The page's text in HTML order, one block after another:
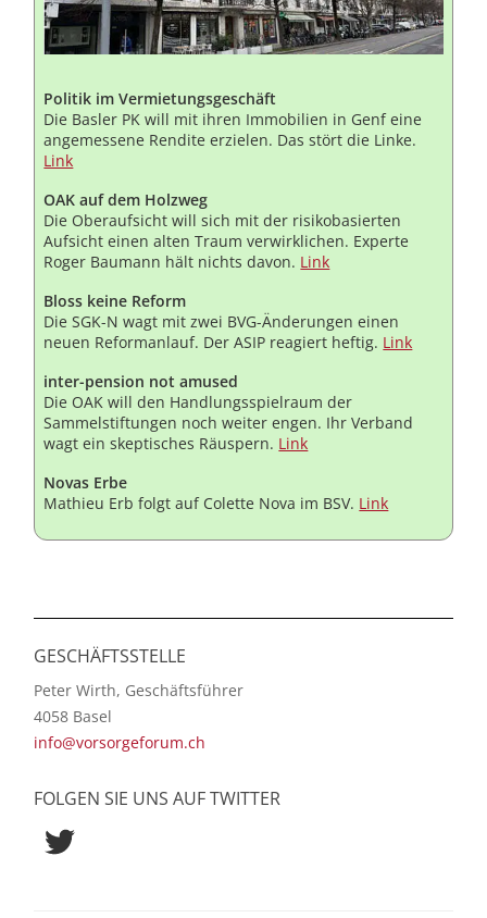
Politik im Vermietungsgeschäft
Die Basler PK will mit ihren Immobilien in Genf eine
angemessene Rendite erzielen. Das stört die Linke.
Link
OAK auf dem Holzweg
Die Oberaufsicht will sich mit der risikobasierten
Aufsicht einen alten Traum verwirklichen. Experte
Roger Baumann hält nichts davon. Link
Bloss keine Reform
Die SGK-N wagt mit zwei BVG-Änderungen einen
neuen Reformanlauf. Der ASIP reagiert heftig. Link
inter-pension not amused
Die OAK will den Handlungsspielraum der
Sammelstiftungen noch weiter engen. Ihr Verband
wagt ein skeptisches Räuspern. Link
Novas Erbe
Mathieu Erb folgt auf Colette Nova im BSV. Link
GESCHÄFTSSTELLE
Peter Wirth, Geschäftsführer
4058 Basel
info@vorsorgeforum.ch
FOLGEN SIE UNS AUF TWITTER